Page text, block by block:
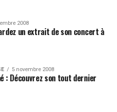
2008
un extrait de son concert à
5 novembre 2008
: Découvrez son tout dernier